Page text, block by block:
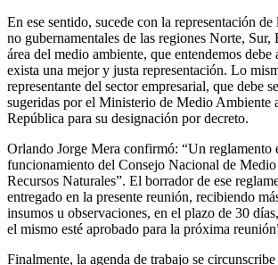
En ese sentido, sucede con la representación
no gubernamentales de las regiones Norte, Sur,
área del medio ambiente, que entendemos debe
exista una mejor y justa representación. Lo
representante del sector empresarial, que debe
sugeridas por el Ministerio de Medio Ambiente
República para su designación por decreto.
Orlando Jorge Mera confirmó: “Un reglamento
funcionamiento del Consejo Nacional de
Recursos Naturales”. El borrador de ese
entregado en la presente reunión, recibiendo
insumos u observaciones, en el plazo de 30
el mismo esté aprobado para la próxima
Finalmente, la agenda de trabajo se